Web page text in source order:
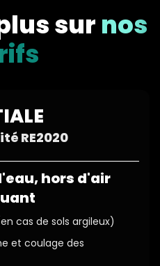
sur nos
RE2020
hors d'air
cas de sols argileux)
et coulage des